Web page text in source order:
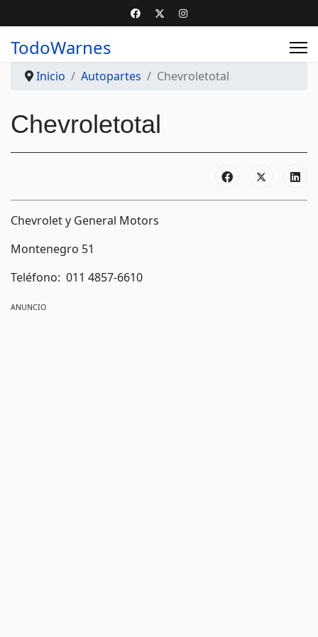
TodoWarnes
Inicio Autopartes Chevroletotal
Chevroletotal
Chevrolet y General Motors
Montenegro 51
Teléfono: 011 4857-6610
ANUNCIO